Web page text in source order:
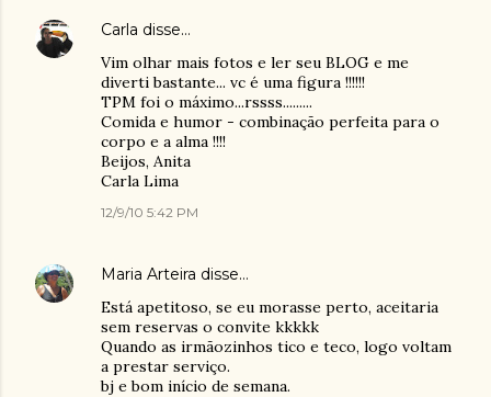
Carla disse…
Vim olhar mais fotos e ler seu BLOG e me
diverti bastante... vc é uma figura !!!!!!
TPM foi o máximo...rssss.........
Comida e humor - combinação perfeita para o
corpo e a alma !!!!
Beijos, Anita
Carla Lima
12/9/10 5:42 PM
Maria Arteira disse…
Está apetitoso, se eu morasse perto, aceitaria
sem reservas o convite kkkkk
Quando as irmãozinhos tico e teco, logo voltam
a prestar serviço.
bj e bom início de semana.